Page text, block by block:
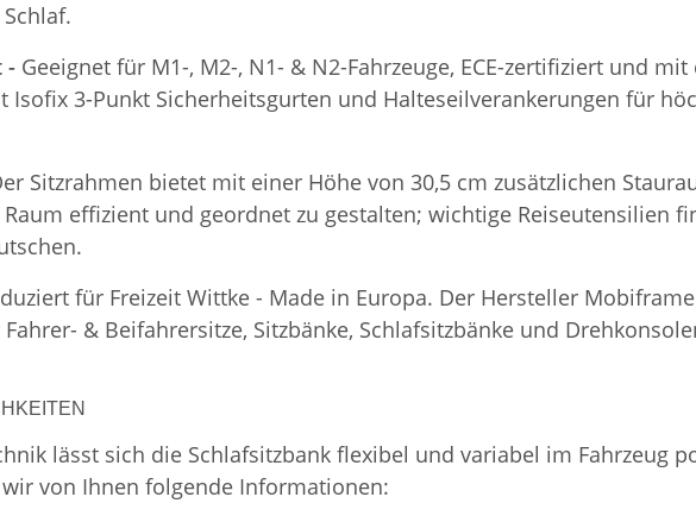
- Geeignet für M1-, M2-, N1- & N2-Fahrzeuge, ECE-zertifiziert und
Isofix 3-Punkt Sicherheitsgurten und Halteseilverankerungen für
Sitzrahmen bietet mit einer Höhe von 30,5 cm zusätzlichen
effizient und geordnet zu gestalten; wichtige Reiseutensilien
für Freizeit Wittke - Made in Europa. Der Hersteller
& Beifahrersitze, Sitzbänke, Schlafsitzbänke und
lässt sich die Schlafsitzbank flexibel und variabel im Fahrzeug
von Ihnen folgende Informationen: